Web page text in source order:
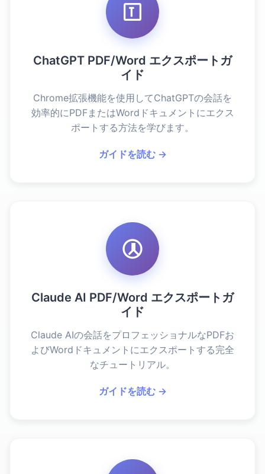
ChatGPT PDF/Word エクスポートガ
イド
Chrome拡張機能を使用してChatGPTの会話を
効率的にPDFまたはWordドキュメントにエクス
ポートする方法を学びます。
ガイドを読む →
Claude AI PDF/Word エクスポートガ
イド
Claude AIの会話をプロフェッショナルなPDFお
よびWordドキュメントにエクスポートする完全
なチュートリアル。
ガイドを読む →